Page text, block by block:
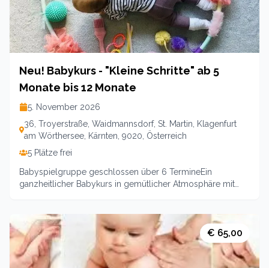
Neu! Babykurs - "Kleine Schritte" ab 5
Monate bis 12 Monate
5. November 2026
36, Troyerstraße, Waidmannsdorf, St. Martin, Klagenfurt
am Wörthersee, Kärnten, 9020, Österreich
5 Plätze frei
Babyspielgruppe geschlossen über 6 TermineEin
ganzheitlicher Babykurs in gemütlicher Atmosphäre mit
„mehr als nur ein Babykurs", denn hier stehen die Eltern mit
Fokus. Das Leben mit einem Baby bringt den oftmals den
Alltag durcheinander. Wir sprechen über die
Herausforderungen und lernen gemeinsam neue Ansätze
€ 65,00